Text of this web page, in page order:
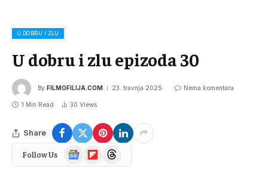
U DOBRU I ZLU
U dobru i zlu epizoda 30
By FILMOFILIJA.COM 23. travnja 2025. Nema komentara
1 Min Read 30 Views
Share
Follow Us
Google
News
FlipboardThreads